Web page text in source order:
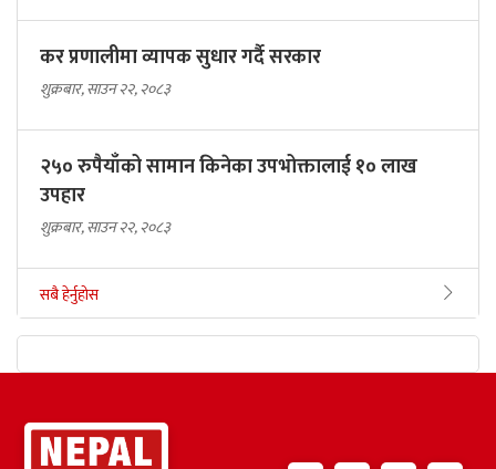
कर प्रणालीमा व्यापक सुधार गर्दै सरकार
शुक्रबार, साउन २२, २०८३
२५० रुपैयाँको सामान किनेका उपभोक्तालाई १० लाख
उपहार
शुक्रबार, साउन २२, २०८३
सबै हेर्नुहोस